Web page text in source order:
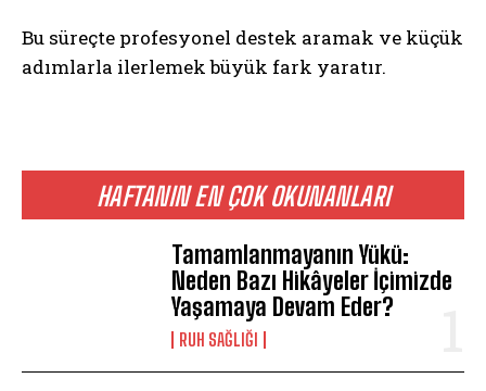
HAFTANIN EN ÇOK OKUNANLARI
Tamamlanmayanın Yükü:
Neden Bazı Hikâyeler İçimizde
Yaşamaya Devam Eder?
⁠RUH SAĞLIĞI
Bu süreçte profesyonel destek aramak ve küçük
adımlarla ilerlemek büyük fark yaratır.